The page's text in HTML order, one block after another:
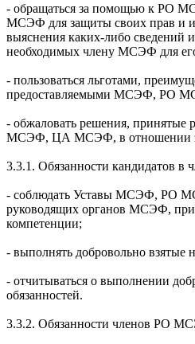
- обращаться за помощью к РО
МСЭФ для защиты своих прав и
выяснения каких-либо сведений
необходимых члену МСЭФ для
- пользоваться льготами,
предоставляемыми МСЭФ, РО
- обжаловать решения, принятые
МСЭФ, ЦА МСЭФ, в отношении
3.3.1. Обязанности кандидатов
- соблюдать Уставы МСЭФ, РО
руководящих органов МСЭФ,
компетенции;
- выполнять добровольно взятые
- отчитываться о выполнении
обязанностей.
3.3.2. Обязанности членов РО